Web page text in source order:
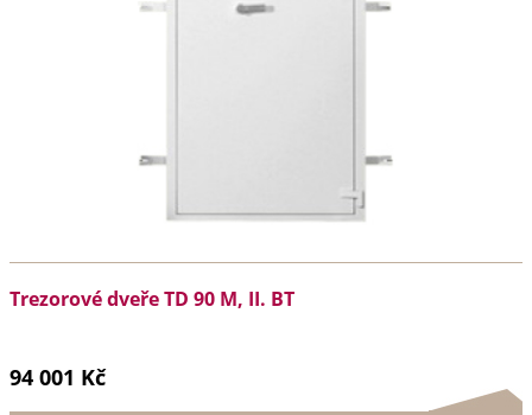
Trezorové dveře TD 90 M, II. BT
94 001 Kč